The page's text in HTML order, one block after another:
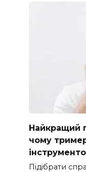
Найкращий
чому
Підібрати